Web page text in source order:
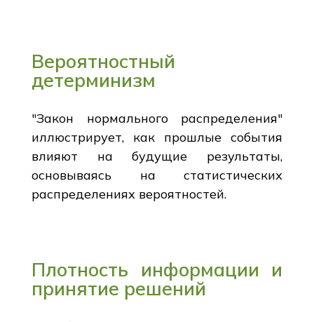
Вероятностный
детерминизм
"Закон нормального распределения"
иллюстрирует, как прошлые события
влияют на будущие результаты,
основываясь на статистических
распределениях вероятностей.
Плотность информации и
принятие решений